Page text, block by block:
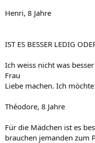
Henri, 8 Jahre
IST ES BESSER LEDIG
Ich weiss nicht was
Frau
Liebe machen. Ich
Théodore, 8 Jahre
Für die Mädchen ist es
brauchen jemanden zum